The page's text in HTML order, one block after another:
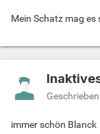
Mein Schatz mag es
Geschrieben
immer schön Blanck